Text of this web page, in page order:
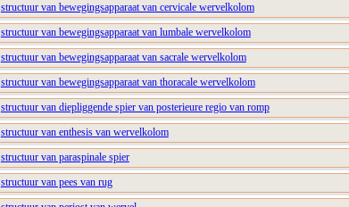
structuur van bewegingsapparaat van cervicale wervelkolom
structuur van bewegingsapparaat van lumbale wervelkolom
structuur van bewegingsapparaat van sacrale wervelkolom
structuur van bewegingsapparaat van thoracale wervelkolom
structuur van diepliggende spier van posterieure regio van romp
structuur van enthesis van wervelkolom
structuur van paraspinale spier
structuur van pees van rug